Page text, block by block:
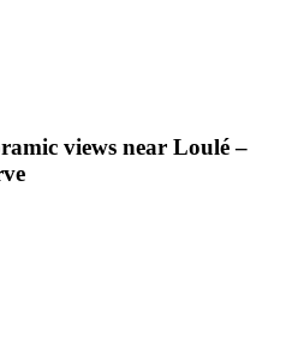
views near Loulé –